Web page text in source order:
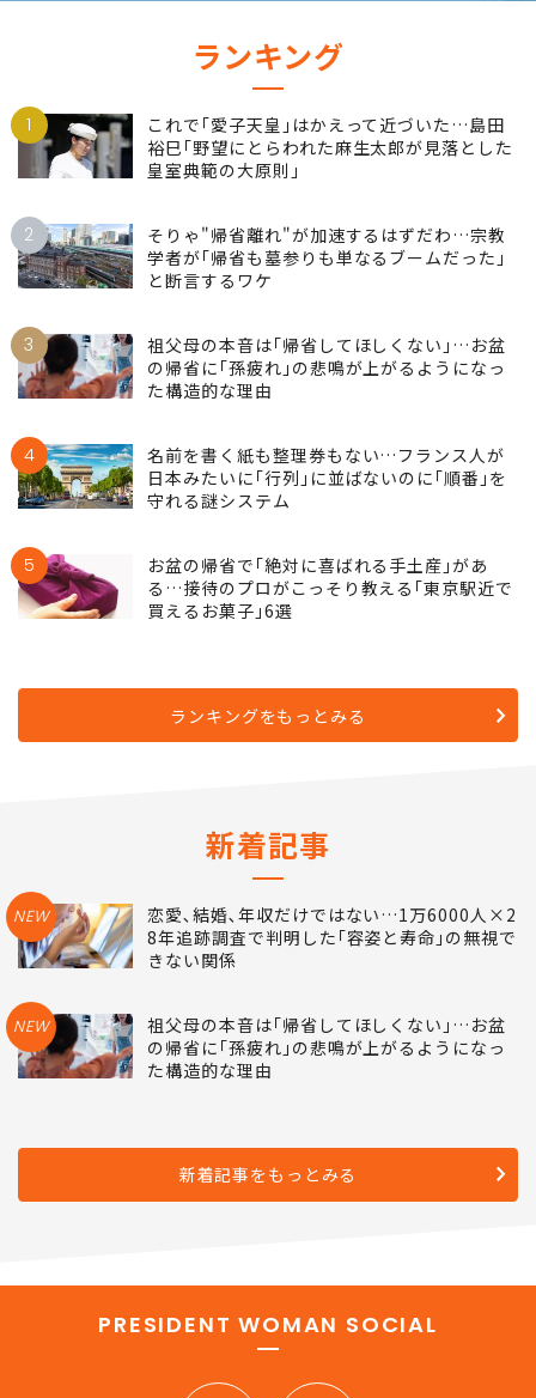
ランキング
1
これで｢愛子天皇｣はかえって近づいた…島田
裕巳｢野望にとらわれた麻生太郎が見落とした
皇室典範の大原則｣
2
そりゃ"帰省離れ"が加速するはずだわ…宗教
学者が｢帰省も墓参りも単なるブームだった｣
と断言するワケ
3
祖父母の本音は｢帰省してほしくない｣…お盆
の帰省に｢孫疲れ｣の悲鳴が上がるようになっ
た構造的な理由
4
名前を書く紙も整理券もない…フランス人が
日本みたいに｢行列｣に並ばないのに｢順番｣を
守れる謎システム
5
お盆の帰省で｢絶対に喜ばれる手土産｣があ
る…接待のプロがこっそり教える｢東京駅近で
買えるお菓子｣6選
ランキングをもっとみる
新着記事
NEW
恋愛､結婚､年収だけではない…1万6000人×2
8年追跡調査で判明した｢容姿と寿命｣の無視で
きない関係
NEW
祖父母の本音は｢帰省してほしくない｣…お盆
の帰省に｢孫疲れ｣の悲鳴が上がるようになっ
た構造的な理由
新着記事をもっとみる
PRESIDENT WOMAN SOCIAL